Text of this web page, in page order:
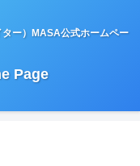
ー）MASA公式ホームペー
Page